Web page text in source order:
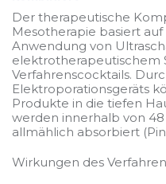
Der therapeutische
Mesotherapie basiert
Anwendung von
elektrotherapeutischem
Verfahrenscocktails.
Elektroporationsgeräts
Produkte in die tiefen
werden innerhalb von
allmählich absorbiert
Wirkungen des